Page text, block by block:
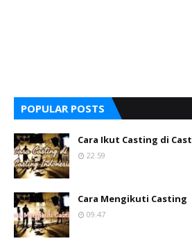
POPULAR POSTS
Cara Ikut Casting di
22.59
Cara Mengikuti Casting
09.47